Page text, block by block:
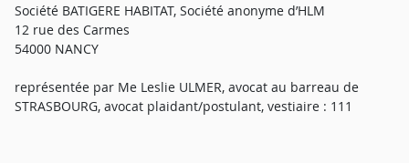
Société BATIGERE HABITAT, Société anonyme d’HLM
12 rue des Carmes
54000 NANCY
représentée par Me Leslie ULMER, avocat au barreau de
STRASBOURG, avocat plaidant/postulant, vestiaire : 111